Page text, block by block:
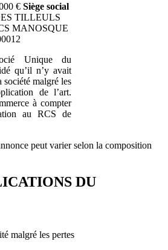
€ Siège social
TILLEULS
MANOSQUE
Unique du
qu’il n’y avait
société malgré les
de l’art.
à compter
au RCS de
peut varier selon la composition
DU
malgré les pertes